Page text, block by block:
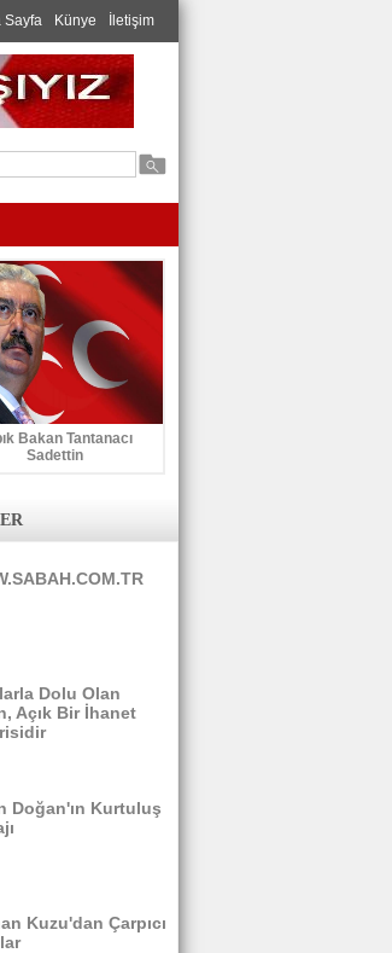
Sayfa Künye İletişim
Bakan Tantanacı
Sadettin
Dolu Olan
Açık Bir İhanet
Doğan'ın Kurtuluş
Kuzu'dan Çarpıcı